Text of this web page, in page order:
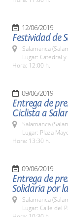
12/06/2019
Festividad de
Salamanca
Lugar: Catedral y
Hora: 12:00 h.
09/06/2019
Entrega de
Ciclista a
Salamanca
Lugar: Plaza
Hora: 13:30 h.
09/06/2019
Entrega de
Solidaria por
Salamanca
Lugar: Calle del